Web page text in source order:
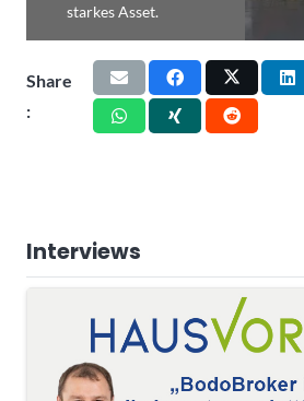
starkes Asset.
Share
:
Interviews